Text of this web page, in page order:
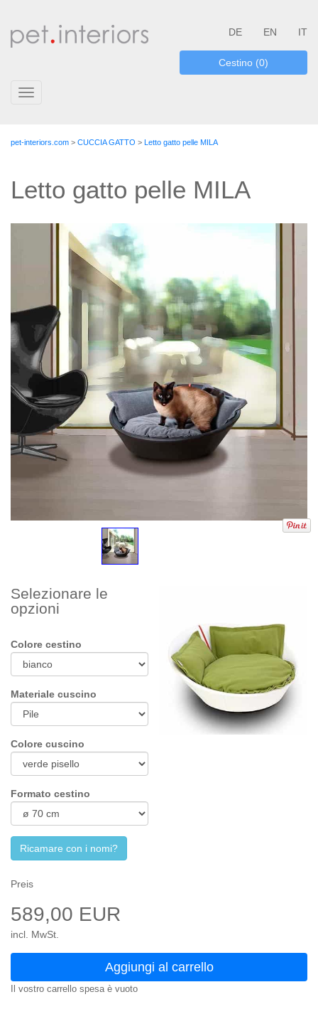
DE EN IT
Cestino (0)
Toggle
pet-interiors.com > CUCCIA GATTO > Letto gatto pelle MILA
Letto gatto pelle MILA
Selezionare le
opzioni
Colore cestino
Materiale cuscino
Colore cuscino
Formato cestino
Ricamare con i nomi?
Preis
589,00 EUR
incl. MwSt.
Aggiungi al carrello
Il vostro carrello spesa è vuoto